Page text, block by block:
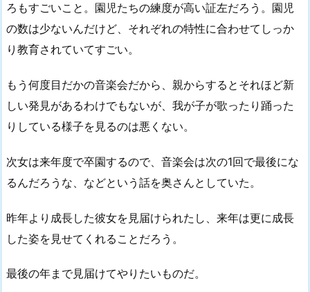
ろもすごいこと。園児たちの練度が高い証左だろう。園児
の数は少ないんだけど、それぞれの特性に合わせてしっか
り教育されていてすごい。
もう何度目だかの音楽会だから、親からするとそれほど新
しい発見があるわけでもないが、我が子が歌ったり踊った
りしている様子を見るのは悪くない。
次女は来年度で卒園するので、音楽会は次の1回で最後にな
るんだろうな、などという話を奥さんとしていた。
昨年より成長した彼女を見届けられたし、来年は更に成長
した姿を見せてくれることだろう。
最後の年まで見届けてやりたいものだ。